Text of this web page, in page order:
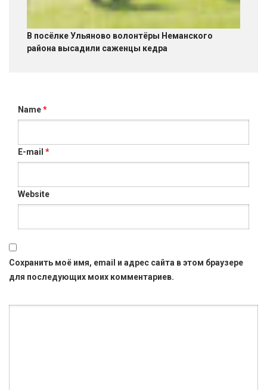
В посёлке Ульяново волонтёры Неманского
района высадили саженцы кедра
Name*
E-mail *
Website
Сохранить моё имя, email и адрес сайта в этом браузере
для последующих моих комментариев.